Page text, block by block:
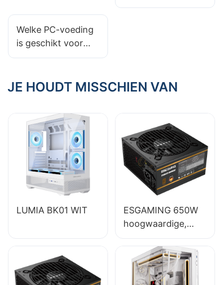
behuizingsmaterial
Welke PC-voeding
is geschikt voor
een opstelling met
JE HOUDT MISSCHIEN VAN
LUMIA BK01 WIT
ESGAMING 650W
hoogwaardige,
volledig functionele
desktop-pc-
voeding met 85%
rendement en 80+